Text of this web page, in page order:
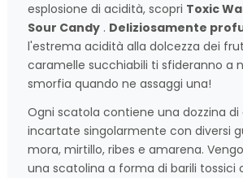
esplosione di acidità, scopri Toxic
Sour Candy . Deliziosamente
l'estrema acidità alla dolcezza dei
caramelle succhiabili ti sfideranno a
smorfia quando ne assaggi una!
Ogni scatola contiene una dozzina
incartate singolarmente con diversi
mora, mirtillo, ribes e amarena.
una scatolina a forma di barili tossici